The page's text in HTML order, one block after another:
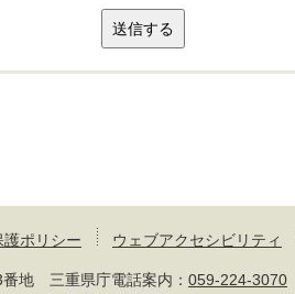
ポリシー ウェブアクセシビリティ
地 三重県庁電話案内： 059-224-3070